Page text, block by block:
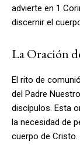
advierte en 1
discernir el
La Oración
El rito de
del Padre
discípulos. Esta
la necesidad de
cuerpo de Cristo.